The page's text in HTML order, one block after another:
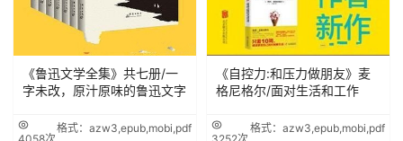
《鲁迅文学全集》共七册/一
字未改，原汁原味的鲁迅文字
格式：azw3,epub,mobi,pdf
《自控力:和压力做朋友》麦
格尼格尔/面对生活和工作
格式：azw3,epub,mobi,pdf